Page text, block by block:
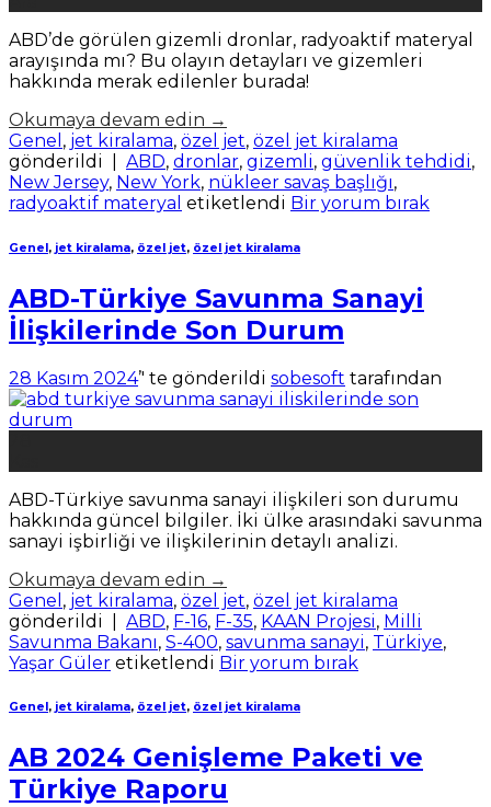
ABD’de görülen gizemli dronlar, radyoaktif materyal
arayışında mı? Bu olayın detayları ve gizemleri
hakkında merak edilenler burada!
Okumaya devam edin →
Genel , jet kiralama, özel jet, özel jet kiralama
gönderildi
ABD, dronlar, gizemli, güvenlik tehdidi,
New Jersey, New York, nükleer savaş başlığı,
radyoaktif materyal etiketlendi Bir yorum bırak
Genel, jet kiralama, özel jet, özel jet kiralama
ABD-Türkiye Savunma Sanayi
İlişkilerinde Son Durum
28 Kasım 2024’' te gönderildi sobesoft tarafından
ABD-Türkiye savunma sanayi ilişkileri son durumu
hakkında güncel bilgiler. İki ülke arasındaki savunma
sanayi işbirliği ve ilişkilerinin detaylı analizi.
Okumaya devam edin →
Genel , jet kiralama, özel jet, özel jet kiralama
gönderildi
ABD, F-16, F-35, KAAN Projesi, Milli
Savunma Bakanı, S-400, savunma sanayi, Türkiye,
Yaşar Güler etiketlendi Bir yorum bırak
Genel , jet kiralama, özel jet, özel jet kiralama
AB 2024 Genişleme Paketi ve
Türkiye Raporu